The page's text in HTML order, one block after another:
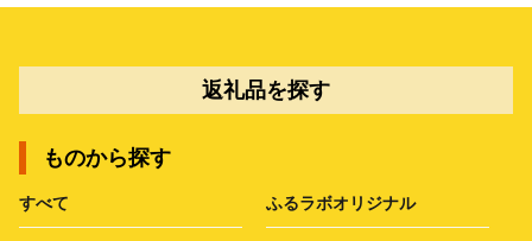
返礼品を探す
ものから探す
すべて ふるラボオリジナル